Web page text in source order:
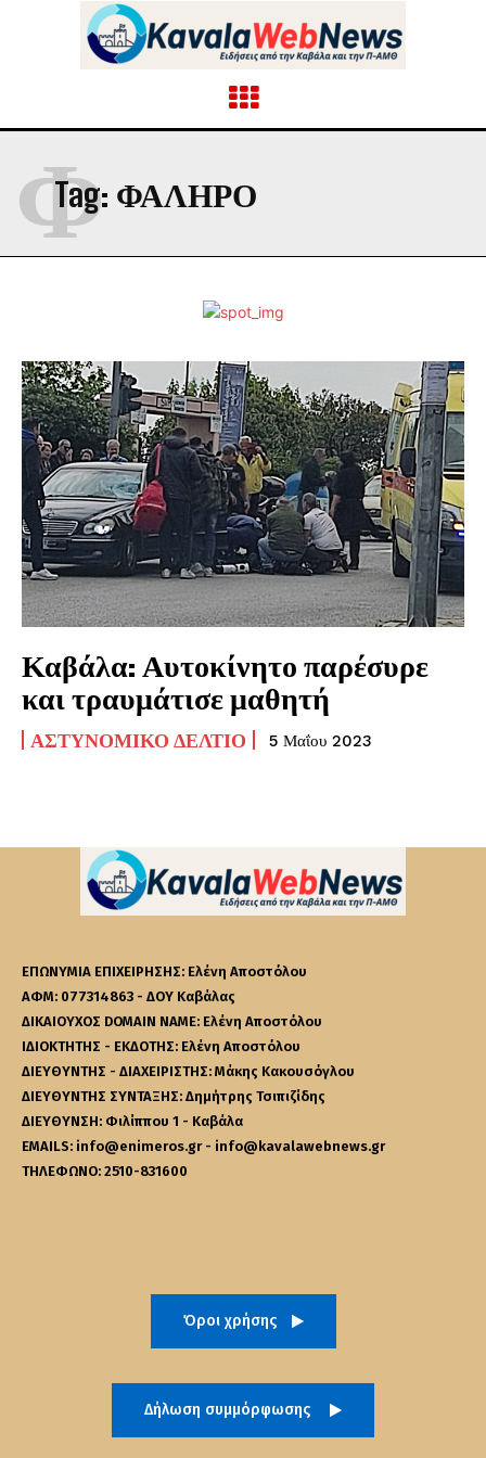
Tag: ΦΑΛΗΡΟ
Φ
Καβάλα: Αυτοκίνητο παρέσυρε
και τραυμάτισε μαθητή
ΑΣΤΥΝΟΜΙΚΌ ΔΕΛΤΊΟ 5 Μαΐου 2023
ΕΠΩΝΥΜΙΑ ΕΠΙΧΕΙΡΗΣΗΣ: Ελένη Αποστόλου
ΑΦΜ: 077314863 - ΔΟΥ Καβάλας
ΔΙΚΑΙΟΥΧΟΣ DOMAIN NAME: Ελένη Αποστόλου
ΙΔΙΟΚΤΗΤΗΣ - ΕΚΔΟΤΗΣ: Ελένη Αποστόλου
ΔΙΕΥΘΥΝΤΗΣ - ΔΙΑΧΕΙΡΙΣΤΗΣ: Μάκης Κακουσόγλου
ΔΙΕΥΘΥΝΤΗΣ ΣΥΝΤΑΞΗΣ: Δημήτρης Τσιπιζίδης
ΔΙΕΥΘΥΝΣΗ: Φιλίππου 1 - Καβάλα
EMAILS: info@enimeros.gr - info@kavalawebnews.gr
ΤΗΛΕΦΩΝΟ: 2510-831600
Όροι χρήσης
Δήλωση συμμόρφωσης